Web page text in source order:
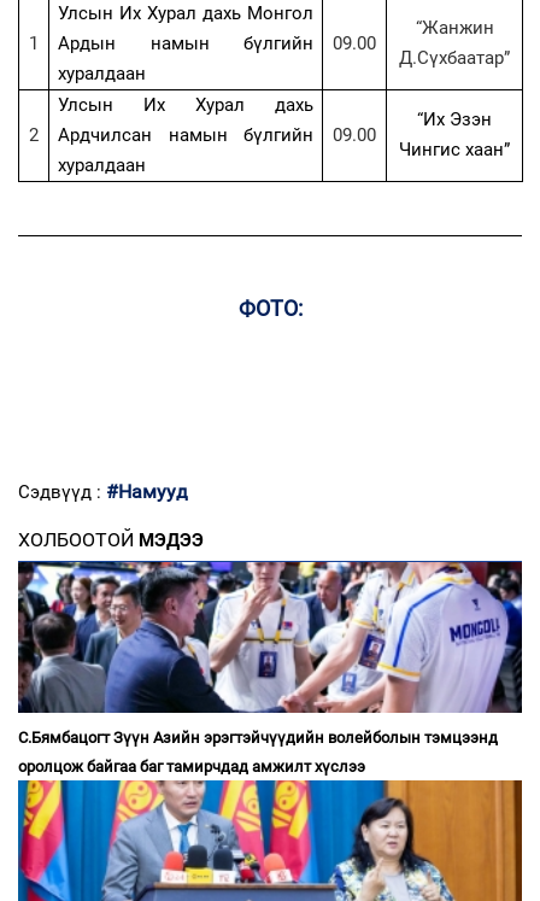
1
Улсын Их Хурал дахь Монгол
Ардын намын бүлгийн
хуралдаан
09.00
“Жанжин
Д.Сүхбаатар”
2
Улсын Их Хурал дахь
Ардчилсан намын бүлгийн
хуралдаан
09.00
“Их Эзэн
Чингис хаан”
ФОТО:
Сэдвүүд : #Намууд
ХОЛБООТОЙ МЭДЭЭ
С.Бямбацогт Зүүн Азийн эрэгтэйчүүдийн волейболын тэмцээнд
оролцож байгаа баг тамирчдад амжилт хүслээ